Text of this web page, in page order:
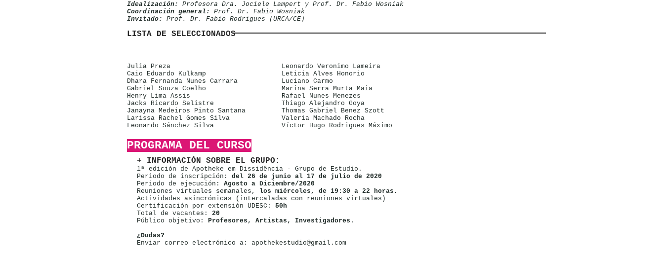
Idealización:
Profesora Dra. Jociele Lampert y Prof. Dr. Fabio Wosniak
Coordinación general:
Prof. Dr. Fabio Wosniak
Invitado:
Prof. Dr. Fabio Rodrigues (URCA/CE)
LISTA DE SELECCIONADOS
Julia Preza
Caio Eduardo Kulkamp
Dhara Fernanda Nunes Carrara
Gabriel Souza Coelho
Henry Lima Assis
Jacks Ricardo Selistre
Janayna Medeiros Pinto Santana
Larissa Rachel Gomes Silva
Leonardo Sánchez Silva
Leonardo Veronimo Lameira
Leticia Alves Honorio
Luciano Carmo
Marina Serra Murta Maia
Rafael Nunes Menezes
Thiago Alejandro Goya
Thomas Gabriel Benez Szott
Valeria Machado Rocha
Víctor Hugo Rodrigues Máximo
PROGRAMA DEL CURSO
+ INFORMACIÓN SOBRE EL GRUPO:
1ª edición de Apotheke em Dissidência - Grupo de Estudio.
Periodo de inscripción: del 26 de junio al 17 de julio de 2020
Periodo de ejecución: Agosto a Diciembre/2020
Reuniones virtuales semanales,
los miércoles, de 19:30 a 22 horas.
Actividades asincrónicas (intercaladas con reuniones virtuales)
Certificación por extensión UDESC: 50h
Total de vacantes: 20
Público objetivo: Profesores, Artistas, Investigadores.
¿Dudas?
Enviar correo electrónico a: apothekestudio@gmail.com